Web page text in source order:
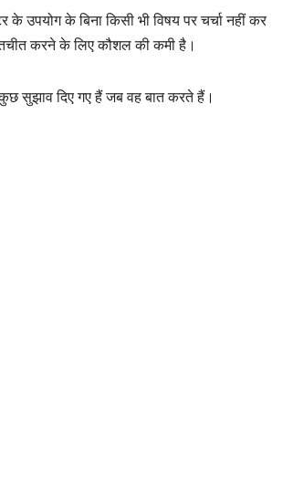
के उपयोग के बिना किसी भी विषय पर चर्चा नहीं कर
करने के लिए कौशल की कमी है।
कुछ सुझाव दिए गए हैं जब वह बात करते हैं।